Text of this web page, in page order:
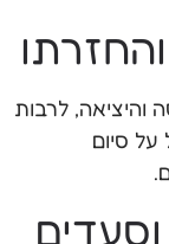
והיציאה, לרבות
על סיום